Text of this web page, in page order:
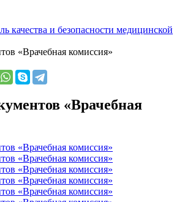
качества и безопасности медицинской
«Врачебная комиссия»
«Врачебная